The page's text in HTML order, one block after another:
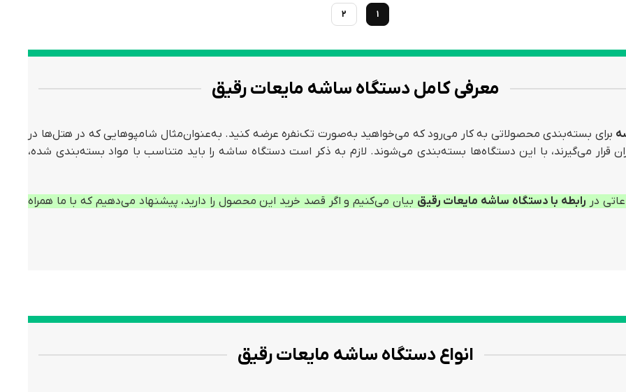
1
2
معرفی کامل دستگاه ساشه مایعات رقیق
برای بسته‌بندی محصولاتی به کار می‌رود که می‌خواهید به‌صورت تک‌نفره عرضه کنید. به‌عنوان‌مثال شامپوهایی که در هتل‌ها در
قرار می‌گیرند، با این دستگاه‌ها بسته‌بندی می‌شوند. لازم به ذکر است دستگاه ساشه را باید متناسب با مواد بسته‌بندی شده،
در رابطه با دستگاه ساشه مایعات رقیق بیان می‌کنیم و اگر قصد خرید این محصول را دارید، پیشنهاد می‌دهیم که با ما همراه
انواع دستگاه ساشه مایعات رقیق